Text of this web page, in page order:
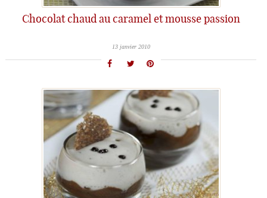
Chocolat chaud au caramel et mousse passion
13 janvier 2010